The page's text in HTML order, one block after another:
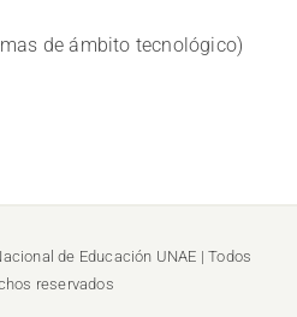
de ámbito tecnológico)
de Educación UNAE | Todos
reservados